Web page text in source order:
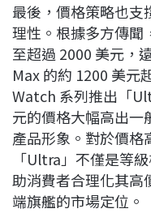
最後，價格策略也
理性。根據多方傳聞
至超過 2000 美元，
Max 的約 1200 美元
Watch 系列推出「
元的價格大幅高出一
產品形象。對於價格
「Ultra」不僅是等
助消費者合理化其高
端旗艦的市場定位。